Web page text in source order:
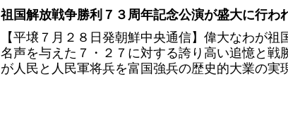
祖国解放戦争勝利７３周年記念公演が盛大に行わ
【平壌７月２８日発朝鮮中央通信】偉大なわが祖
名声を与えた７・２７に対する誇り高い追憶と戦
が人民と人民軍将兵を富国強兵の歴史的大業の実